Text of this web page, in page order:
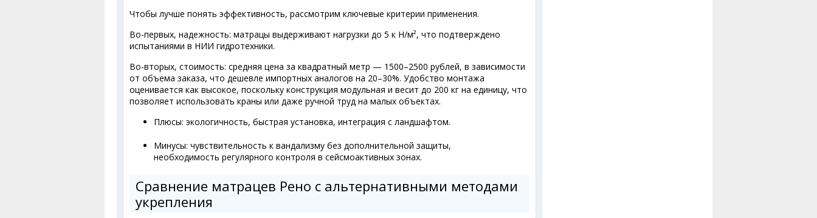
Чтобы лучше понять эффективность, рассмотрим ключевые критерии применения.
Во-первых, надежность: матрацы выдерживают нагрузки до 5 к Н/м², что подтверждено
испытаниями в НИИ гидротехники.
Во-вторых, стоимость: средняя цена за квадратный метр — 1500–2500 рублей, в зависимости
от объема заказа, что дешевле импортных аналогов на 20–30%. Удобство монтажа
оценивается как высокое, поскольку конструкция модульная и весит до 200 кг на единицу, что
позволяет использовать краны или даже ручной труд на малых объектах.
Плюсы: экологичность, быстрая установка, интеграция с ландшафтом.
Минусы: чувствительность к вандализму без дополнительной защиты,
необходимость регулярного контроля в сейсмоактивных зонах.
Сравнение матрацев Рено с альтернативными методами
укрепления